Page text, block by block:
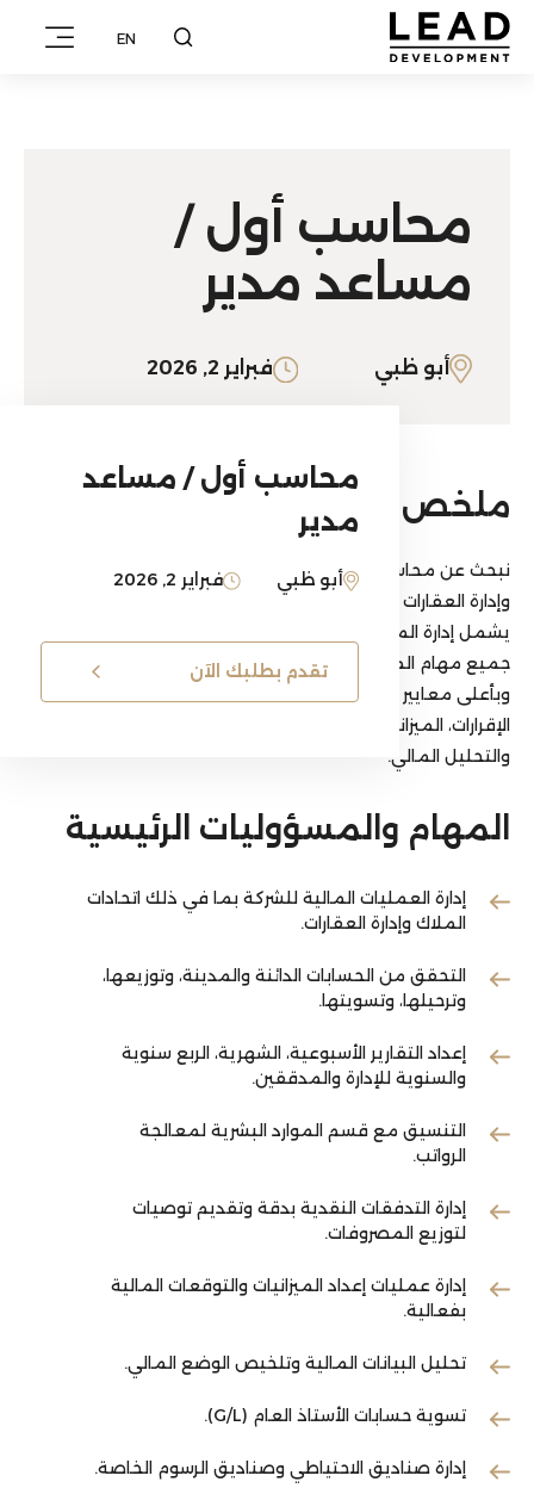
EN
محاسب أول /
مساعد مدير
أبو ظبي فبراير 2, 2026
محاسب أول / مساعد
مدير
أبو ظبي فبراير 2, 2026
تقدم بطلبك الآن
ملخص الوظيفة
نبحث عن محاسب أول ذو خبرة متخصصة في اتحادات الملاك
وإدارة العقارات للإشراف على الحسابات المالية للشركة، بما
يشمل إدارة الممتلكات وإدارة المجتمعات، وضمان تنفيذ
جميع مهام المحاسبة والمالية ضمن المواعيد المحددة
وبأعلى معايير الدقة. تشمل المسؤوليات إعداد التقارير،
الإقرارات، الميزانيات والتوقعات المالية، معالجة الرواتب،
والتحليل المالي.
المهام والمسؤوليات الرئيسية
إدارة العمليات المالية للشركة بما في ذلك اتحادات
الملاك وإدارة العقارات.
التحقق من الحسابات الدائنة والمدينة، وتوزيعها،
وترحيلها، وتسويتها.
إعداد التقارير الأسبوعية، الشهرية، الربع سنوية
والسنوية للإدارة والمدققين.
التنسيق مع قسم الموارد البشرية لمعالجة
الرواتب.
إدارة التدفقات النقدية بدقة وتقديم توصيات
لتوزيع المصروفات.
إدارة عمليات إعداد الميزانيات والتوقعات المالية
بفعالية.
تحليل البيانات المالية وتلخيص الوضع المالي.
تسوية حسابات الأستاذ العام (G/L).
إدارة صناديق الاحتياطي وصناديق الرسوم الخاصة.